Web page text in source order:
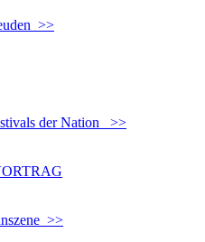
>>
der Nation >>
>>